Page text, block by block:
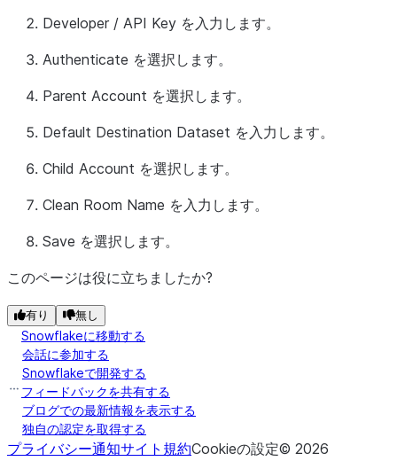
Developer / API Key を入力します。
Authenticate を選択します。
Parent Account を選択します。
Default Destination Dataset を入力します。
Child Account を選択します。
Clean Room Name を入力します。
Save を選択します。
このページは役に立ちましたか?
有り 無し
Snowflakeに移動する
会話に参加する
Snowflakeで開発する
フィードバックを共有する
ブログでの最新情報を表示する
独自の認定を取得する
プライバシー通知サイト規約Cookieの設定© 2026